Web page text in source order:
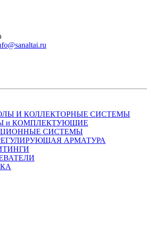
И КОЛЛЕКТОРНЫЕ СИСТЕМЫ
и КОМПЛЕКТУЮЩИЕ
СИСТЕМЫ
АРМАТУРА